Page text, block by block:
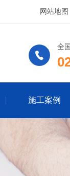
网站地图
全
施工案例